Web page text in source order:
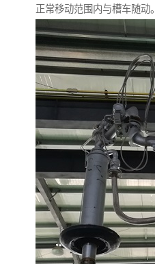
正常移动范围内与槽车随动。